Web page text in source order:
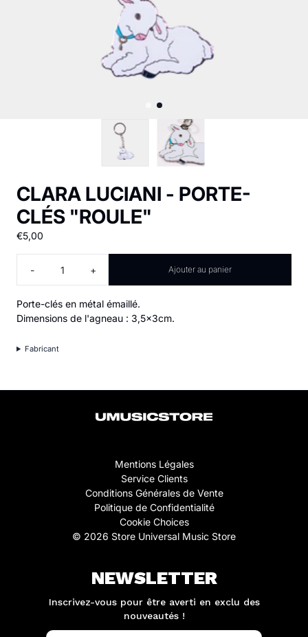
CLARA LUCIANI - PORTE-
CLÉS "ROULE"
€5,00
- + Ajouter au panier
Porte-clés en métal émaillé.
Dimensions de l'agneau : 3,5x3cm.
Fabricant
Mentions Légales
Service Clients
Conditions Générales de Vente
Politique de Confidentialité
Cookie Choices
© 2026 Store Universal Music Store